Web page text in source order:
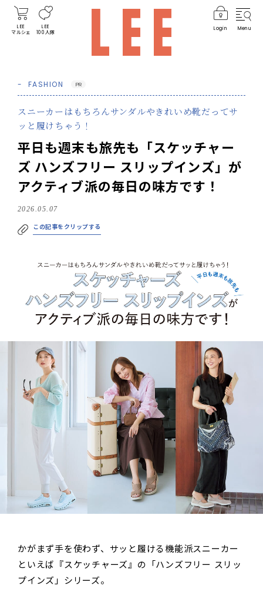
LEE
マルシェ
LEE
100人隊
Login Menu
FASHION PR
スニーカーはもちろんサンダルやきれいめ靴だってサ
ッと履けちゃう！
平日も週末も旅先も「スケッチャー
ズ ハンズフリー スリップインズ」が
アクティブ派の毎日の味方です！
2026.05.07
この記事をクリップする
かがまず手を使わず、サッと履ける機能派スニーカー
といえば『スケッチャーズ』の「ハンズフリー スリッ
プインズ」シリーズ。